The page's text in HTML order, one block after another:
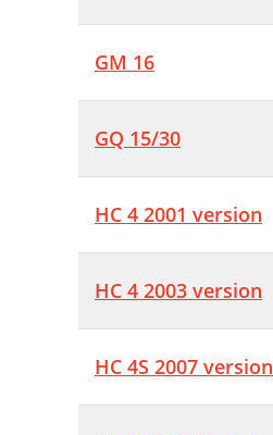
GM 16
GQ 15/30
HC 4 2001 version
HC 4 2003 version
HC 4S 2007 version